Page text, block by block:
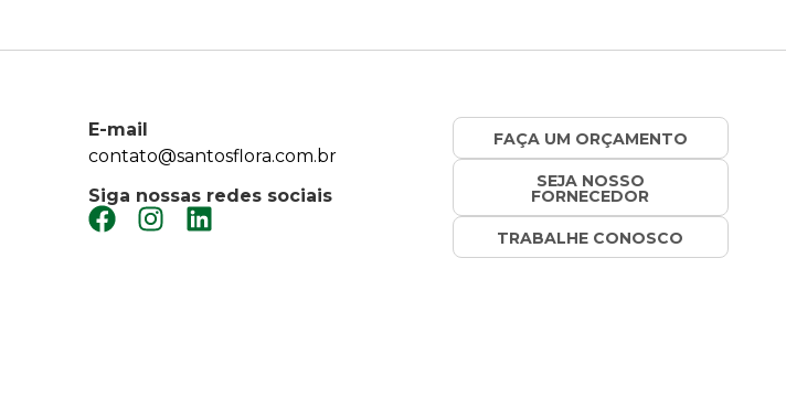
E-mail
contato@santosflora.com.br
Siga nossas redes sociais
FAÇA UM ORÇAMENTO
SEJA NOSSO
FORNECEDOR
TRABALHE CONOSCO